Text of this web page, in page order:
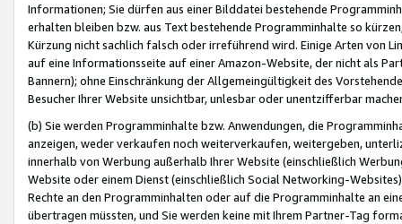
Informationen; Sie dürfen aus einer Bilddatei bestehende
erhalten bleiben bzw. aus Text bestehende Programminhalte so
Kürzung nicht sachlich falsch oder irreführend wird. Einige Arten von
auf eine Informationsseite auf einer Amazon-Website, der nicht als
Bannern); ohne Einschränkung der Allgemeingültigkeit des
Besucher Ihrer Website unsichtbar, unlesbar oder unentzifferbar
(b) Sie werden Programminhalte bzw. Anwendungen, die
anzeigen, weder verkaufen noch weiterverkaufen, weitergeben,
innerhalb von Werbung außerhalb Ihrer Website (einschließlich
Website oder einem Dienst (einschließlich Social Networking-
Rechte an den Programminhalten oder auf die Programminhalte an
übertragen müssten, und Sie werden keine mit Ihrem Partner-Tag